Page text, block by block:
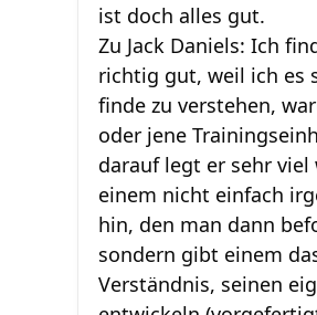
ist doch alles gut.
Zu Jack Daniels: Ich
richtig gut, weil ich es
finde zu verstehen,
oder jene
darauf legt er sehr
einem nicht einfach
hin, den man dann
sondern gibt einem
Verständnis, seinen